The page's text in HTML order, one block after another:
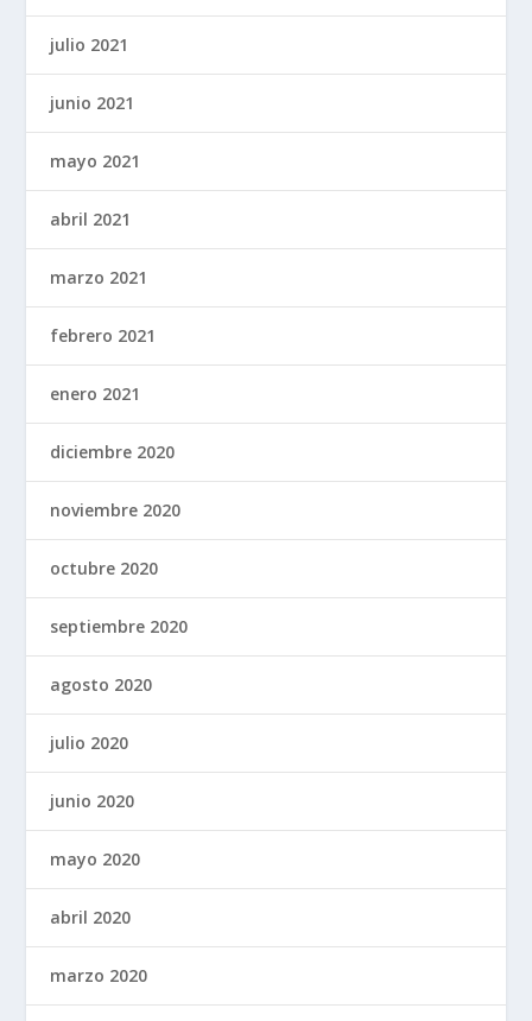
julio 2021
junio 2021
mayo 2021
abril 2021
marzo 2021
febrero 2021
enero 2021
diciembre 2020
noviembre 2020
octubre 2020
septiembre 2020
agosto 2020
julio 2020
junio 2020
mayo 2020
abril 2020
marzo 2020